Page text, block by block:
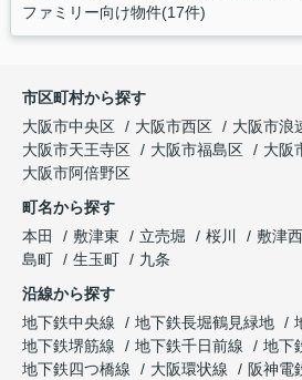
ファミリー向け物件(17件)
市区町村から探す
大阪市中央区
大阪市西区 大阪市浪
大阪市天王寺区
大阪市福島区 大阪
大阪市阿倍野区
町名から探す
本田
敷津東 立売堀 桜川 敷津西
島町
生玉町
九条
沿線から探す
地下鉄中央線
地下鉄長堀鶴見緑地
地下鉄堺筋線
地下鉄千日前線
地下
地下鉄四つ橋線
大阪環状線 阪神電